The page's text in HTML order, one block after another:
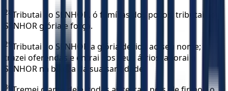
28 Tributai ao SENHOR, ó famílias dos povos, tributai ao
SENHOR glória e força.
29 Tributai ao SENHOR a glória devida ao seu nome;
trazei oferendas e entrai nos seus átrios; adorai o
SENHOR na beleza da sua santidade.
30